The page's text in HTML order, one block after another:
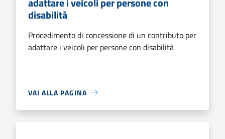
disabilità
Procedimento di concessione di un contributo per
adattare i veicoli per persone con disabilità
VAI ALLA PAGINA